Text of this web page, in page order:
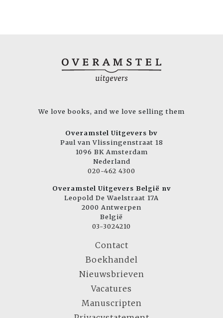
We love books, and we love selling them
Overamstel Uitgevers bv
Paul van Vlissingenstraat 18
1096 BK Amsterdam
Nederland
020-462 4300
Overamstel Uitgevers België nv
Leopold De Waelstraat 17A
2000 Antwerpen
België
03-3024210
Contact
Boekhandel
Nieuwsbrieven
Vacatures
Manuscripten